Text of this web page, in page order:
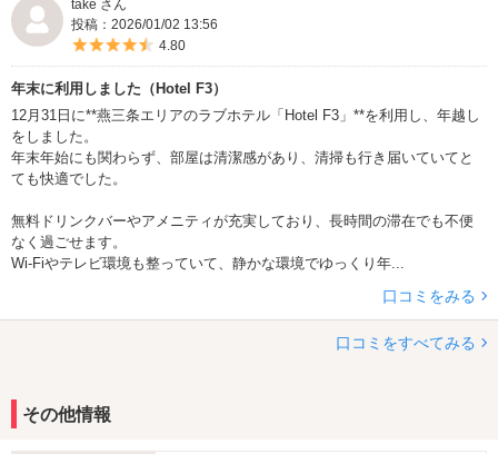
take さん
投稿：2026/01/02 13:56
5つ星のうち4.5
4.80
年末に利用しました（Hotel F3）
12月31日に**燕三条エリアのラブホテル「Hotel F3」**を利用し、年越し
をしました。
年末年始にも関わらず、部屋は清潔感があり、清掃も行き届いていてと
ても快適でした。
無料ドリンクバーやアメニティが充実しており、長時間の滞在でも不便
なく過ごせます。
Wi-Fiやテレビ環境も整っていて、静かな環境でゆっくり年...
口コミをみる
口コミをすべてみる
その他情報